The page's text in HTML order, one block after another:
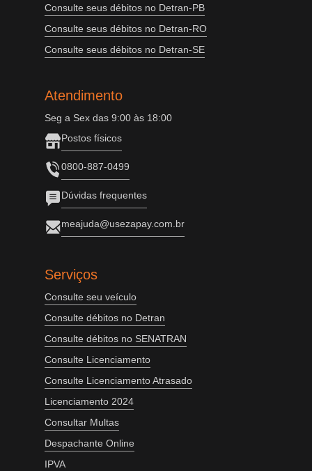
Consulte seus débitos no Detran-PB
Consulte seus débitos no Detran-RO
Consulte seus débitos no Detran-SE
Atendimento
Seg a Sex das 9:00 às 18:00
Postos físicos
0800-887-0499
Dúvidas frequentes
meajuda@usezapay.com.br
Serviços
Consulte seu veículo
Consulte débitos no Detran
Consulte débitos no SENATRAN
Consulte Licenciamento
Consulte Licenciamento Atrasado
Licenciamento 2024
Consultar Multas
Despachante Online
IPVA